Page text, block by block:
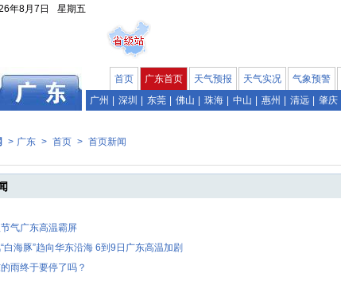
年8月7日 星期五
首页 广东首页 天气预报 天气实况 气象预警
广州
深圳 东莞 佛山 珠海 中山 惠州 清远 肇庆
> 广东 > 首页 > 首页新闻
气广东高温霸屏
白海豚”趋向华东沿海 6到9日广东高温加剧
雨终于要停了吗？